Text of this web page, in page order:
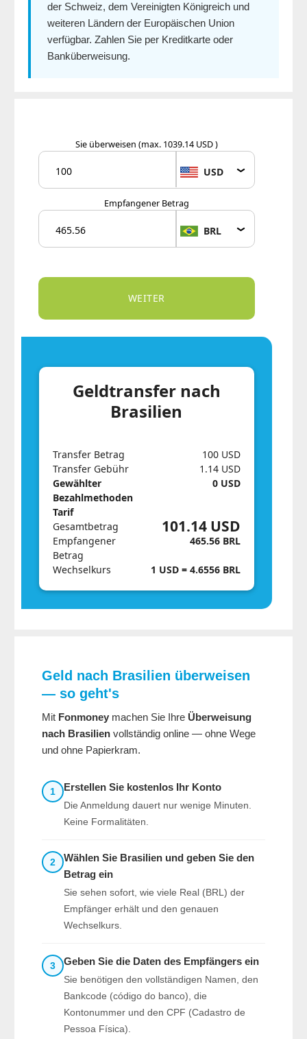
der Schweiz, dem Vereinigten Königreich und
weiteren Ländern der Europäischen Union
verfügbar. Zahlen Sie per Kreditkarte oder
Banküberweisung.
Sie überweisen (max. 1039.14 USD )
USD
Empfangener Betrag
BRL
Geldtransfer nach
Brasilien
Transfer Betrag
Transfer Gebühr
Gewählter
Bezahlmethoden
Tarif
100 USD
1.14 USD
0 USD
Gesamtbetrag
Empfangener
Betrag
101.14 USD
465.56 BRL
Wechselkurs 1 USD = 4.6556 BRL
Geld nach Brasilien überweisen
— so geht's
Mit Fonmoney machen Sie Ihre Überweisung
nach Brasilien vollständig online — ohne Wege
und ohne Papierkram.
1 Erstellen Sie kostenlos Ihr Konto
Die Anmeldung dauert nur wenige Minuten.
Keine Formalitäten.
2
Wählen Sie Brasilien und geben Sie den
Betrag ein
Sie sehen sofort, wie viele Real (BRL) der
Empfänger erhält und den genauen
Wechselkurs.
3 Geben Sie die Daten des Empfängers ein
Sie benötigen den vollständigen Namen, den
Bankcode (código do banco), die
Kontonummer und den CPF (Cadastro de
Pessoa Física).